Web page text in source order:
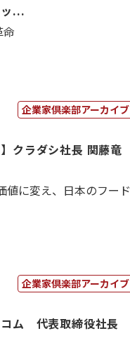
...
企業家倶楽部アーカイブ
クラダシ社長 関藤竜
値に変え、日本のフード
企業家倶楽部アーカイブ
コム 代表取締役社長